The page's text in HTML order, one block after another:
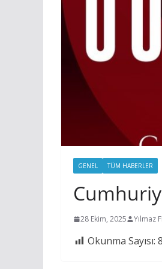
GENEL TÜM HABERLER
28 Ekim, 2025 Yılmaz
Okunma Sayısı: